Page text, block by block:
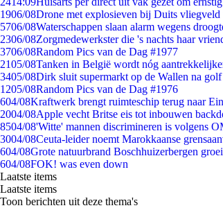
1906/08Drone met explosieven bij Duits
5706/08Waterschappen slaan alarm wegens
2306/08Zorgmedewerkster die 's nachts haar
3706/08Random Pics van de Dag #1977
2105/08Tanken in België wordt nóg
3405/08Dirk sluit supermarkt op de Wallen na golf
1205/08Random Pics van de Dag #1976
604/08Kraftwerk brengt ruimteschip terug naar
2004/08Apple vecht Britse eis tot inbouwen
8504/08'Witte' mannen discrimineren is volgens
3004/08Ceuta-leider noemt Marokkaanse
604/08Grote natuurbrand Boschhuizerbergen
604/08FOK! was even down
Laatste items
Laatste items
Toon berichten uit deze thema's